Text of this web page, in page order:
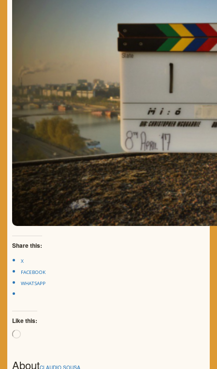
Share this:
X
FACEBOOK
WHATSAPP
Like this:
Loading…
About